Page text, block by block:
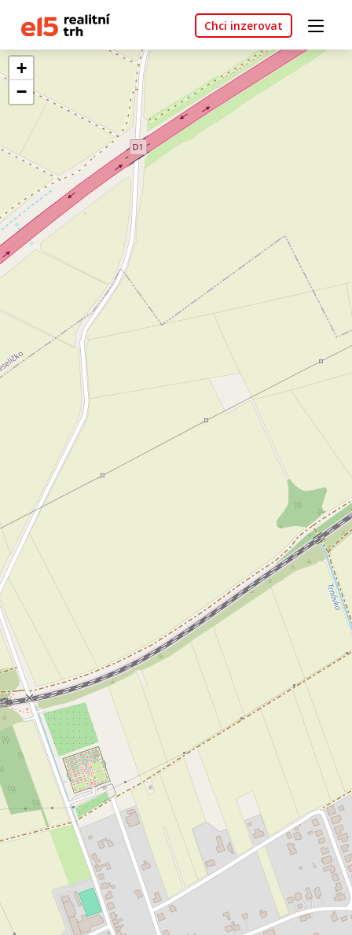
Chci inzerovat
+
−